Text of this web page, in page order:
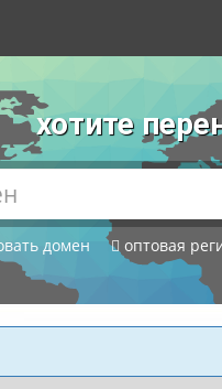
хотите
домен оптовая